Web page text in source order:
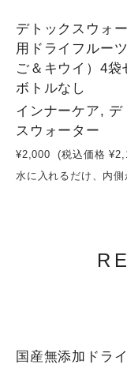
デトックスウォ
用ドライフルー
ご＆キウイ）4袋
ボトルなし
インナーケア, デ
スウォーター
¥2,000 (税込価格
SOLD OUT
国産無添加ドラ